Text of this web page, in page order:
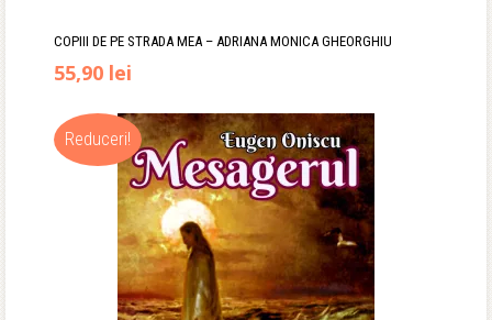
COPIII DE PE STRADA MEA – ADRIANA MONICA GHEORGHIU
Prețul
inițial
a
67,00 lei.
55,90 lei
curent
este:
55,90 lei.
Reduceri!